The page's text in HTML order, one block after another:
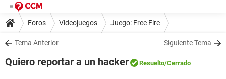
Foros Videojuegos Juego: Free Fire
Tema Anterior Siguiente Tema
Quiero reportar a un hacker Resuelto/Cerrado